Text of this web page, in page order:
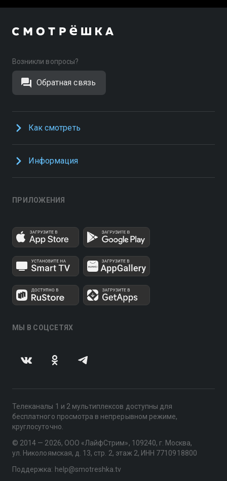
Возникли вопросы?
Обратная связь
Как смотреть
Информация
ПРИЛОЖЕНИЯ
МЫ В СОЦСЕТЯХ
Телеканалы 1 и 2 мультиплексов доступны для
бесплатного просмотра в непрерывном режиме,
круглосуточно.
© 2014 — 2026, ООО «ЛайфСтрим», 109240, г. Москва,
ул. Николоямская, д. 13, стр. 2, этаж 2, ИНН 7710918800
Поддержка: help@smotreshka.tv